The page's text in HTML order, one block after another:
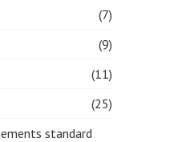
(7)
(9)
(11)
(25)
standard